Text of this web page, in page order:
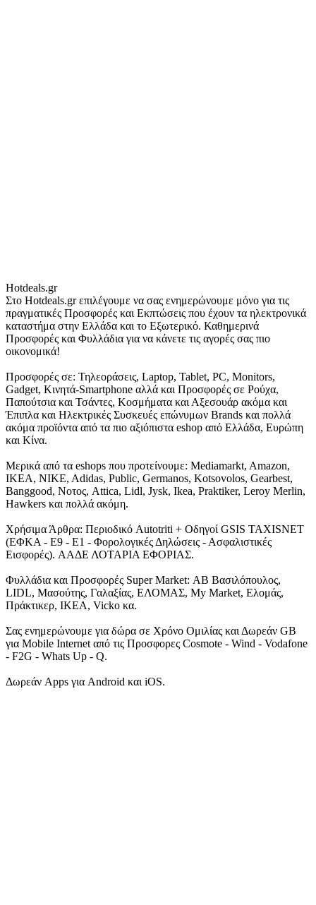
Hotdeals.gr
Στο Hotdeals.gr επιλέγουμε να σας ενημερώνουμε μόνο για τις
πραγματικές Προσφορές και Εκπτώσεις που έχουν τα ηλεκτρονικά
καταστήμα στην Ελλάδα και το Εξωτερικό. Καθημερινά
Προσφορές και Φυλλάδια για να κάνετε τις αγορές σας πιο
οικονομικά!
Προσφορές σε: Τηλεοράσεις, Laptop, Tablet, PC, Monitors,
Gadget, Κινητά-Smartphone αλλά και Προσφορές σε Ρούχα,
Παπούτσια και Τσάντες, Κοσμήματα και Αξεσουάρ ακόμα και
Έπιπλα και Ηλεκτρικές Συσκευές επώνυμων Brands και πολλά
ακόμα προϊόντα από τα πιο αξιόπιστα eshop από Ελλάδα, Ευρώπη
και Κίνα.
Μερικά από τα eshops που προτείνουμε: Mediamarkt, Amazon,
IKEA, NIKE, Adidas, Public, Germanos, Kotsovolos, Gearbest,
Banggood, Νοτος, Attica, Lidl, Jysk, Ikea, Praktiker, Leroy Merlin,
Hawkers και πολλά ακόμη.
Χρήσιμα Άρθρα: Περιοδικό Autotriti + Οδηγοί GSIS TAXISNET
(ΕΦΚΑ - Ε9 - Ε1 - Φορολογικές Δηλώσεις - Ασφαλιστικές
Εισφορές). ΑΑΔΕ ΛΟΤΑΡΙΑ ΕΦΟΡΙΑΣ.
Φυλλάδια και Προσφορές Super Market: ΑΒ Βασιλόπουλος,
LIDL, Μασούτης, Γαλαξίας, ΕΛΟΜΑΣ, My Market, Ελομάς,
Πράκτικερ, ΙΚΕΑ, Vicko κα.
Σας ενημερώνουμε για δώρα σε Χρόνο Ομιλίας και Δωρεάν GB
για Mobile Internet από τις Προσφορες Cosmote - Wind - Vodafone
- F2G - Whats Up - Q.
Δωρεάν Apps για Android και iOS.